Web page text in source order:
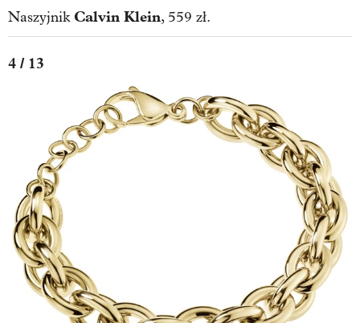
Naszyjnik Calvin Klein, 559 zł.
4 / 13